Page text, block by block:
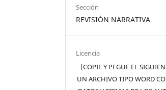
Sección
REVISIÓN NARRATIVA
Licencia
(COPIE Y PEGUE EL
UN ARCHIVO TIPO WORD